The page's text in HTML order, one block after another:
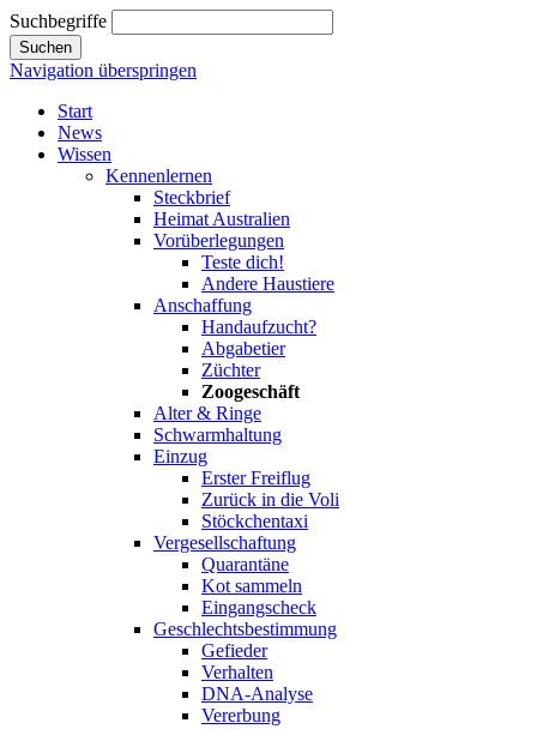
Suchbegriffe
Suchen
Navigation überspringen
Start
News
Wissen
Kennenlernen
Steckbrief
Heimat Australien
Vorüberlegungen
Teste dich!
Andere Haustiere
Anschaffung
Handaufzucht?
Abgabetier
Züchter
Zoogeschäft
Alter & Ringe
Schwarmhaltung
Einzug
Erster Freiflug
Zurück in die Voli
Stöckchentaxi
Vergesellschaftung
Quarantäne
Kot sammeln
Eingangscheck
Geschlechtsbestimmung
Gefieder
Verhalten
DNA-Analyse
Vererbung